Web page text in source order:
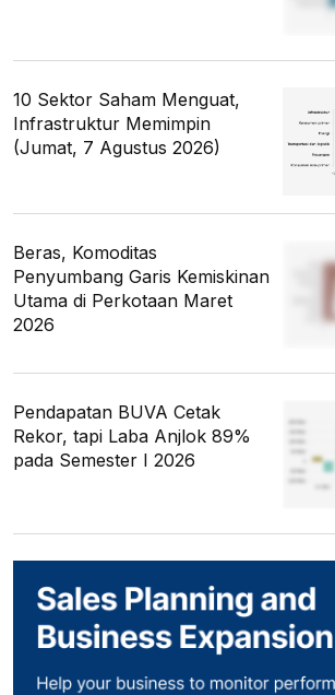
10 Sektor Saham Menguat,
Infrastruktur Memimpin
(Jumat, 7 Agustus 2026)
Beras, Komoditas
Penyumbang Garis Kemiskinan
Utama di Perkotaan Maret
2026
Pendapatan BUVA Cetak
Rekor, tapi Laba Anjlok 89%
pada Semester I 2026